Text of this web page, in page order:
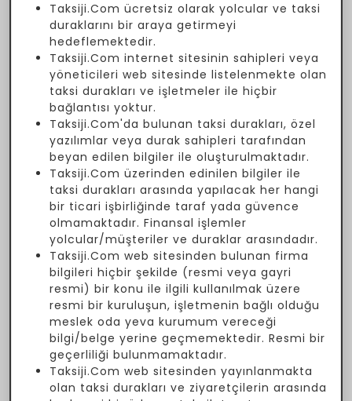
Taksiji.Com ücretsiz olarak yolcular ve taksi
duraklarını bir araya getirmeyi
hedeflemektedir.
Taksiji.Com internet sitesinin sahipleri veya
yöneticileri web sitesinde listelenmekte olan
taksi durakları ve işletmeler ile hiçbir
bağlantısı yoktur.
Taksiji.Com'da bulunan taksi durakları, özel
yazılımlar veya durak sahipleri tarafından
beyan edilen bilgiler ile oluşturulmaktadır.
Taksiji.Com üzerinden edinilen bilgiler ile
taksi durakları arasında yapılacak her hangi
bir ticari işbirliğinde taraf yada güvence
olmamaktadır. Finansal işlemler
yolcular/müşteriler ve duraklar arasındadır.
Taksiji.Com web sitesinden bulunan firma
bilgileri hiçbir şekilde (resmi veya gayri
resmi) bir konu ile ilgili kullanılmak üzere
resmi bir kuruluşun, işletmenin bağlı olduğu
meslek oda yeva kurumum vereceği
bilgi/belge yerine geçmemektedir. Resmi bir
geçerliliği bulunmamaktadır.
Taksiji.Com web sitesinden yayınlanmakta
olan taksi durakları ve ziyaretçilerin arasında